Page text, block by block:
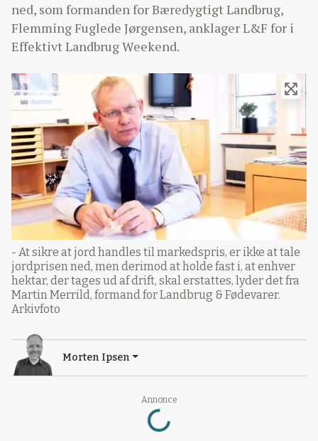
Annonce
Loading...
ned, som formanden for Bæredygtigt Landbrug,
Flemming Fuglede Jørgensen, anklager L&F for i
Effektivt Landbrug Weekend.
- At sikre at jord handles til markedspris, er ikke at tale
jordprisen ned, men derimod at holde fast i, at enhver
hektar, der tages ud af drift, skal erstattes, lyder det fra
Martin Merrild, formand for Landbrug & Fødevarer.
Arkivfoto
Morten Ipsen